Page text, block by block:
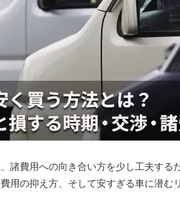
諸費用への向き合い方を少し工夫する
用の抑え方、そして安すぎる車に潜む